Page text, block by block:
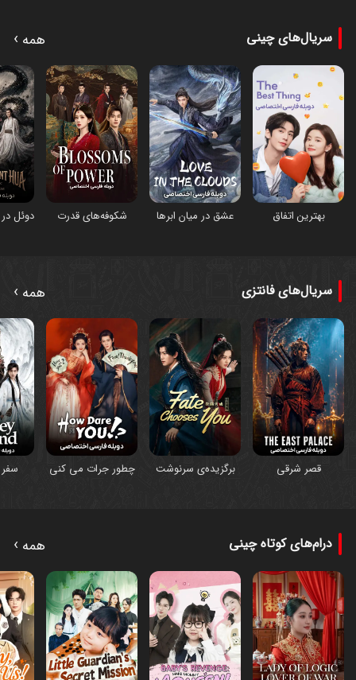
سریال‌های چینی همه ›
بهترین اتفاق عشق در میان ابرها شکوفه‌های قدرت
سریال‌های فانتزی همه ›
قصر شرقی برگزیده‌ی سرنوشت چطور جرات می‌ کنی
درام‌های کوتاه چینی همه ›